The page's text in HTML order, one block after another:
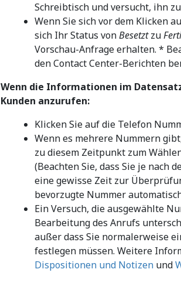
Schreibtisch und versucht, ihn
Wenn Sie sich vor dem Klicken
sich Ihr Status vonBesetztzu
Vorschau-Anfrage erhalten. *
den Contact Center-Berichten
Wenn die Informationen im
Kunden anzurufen:
Klicken Sie auf die Telefon
Wenn es mehrere Nummern
zu diesem Zeitpunkt zum
(Beachten Sie, dass Sie je nach
eine gewisse Zeit zur
bevorzugte Nummer
Ein Versuch, die ausgewählte
Bearbeitung des Anrufs
außer dass Sie normalerweise
festlegen müssen. Weitere
Dispositionen und Notizenund